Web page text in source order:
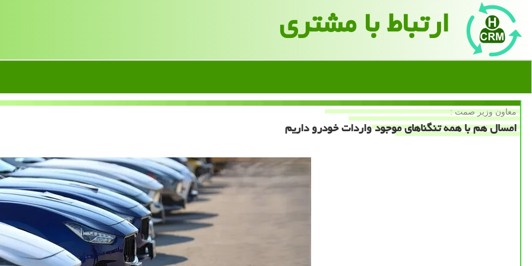
ارتباط با مشتری
معاون وزیر صمت :
امسال هم با همه تنگناهای موجود واردات خودرو داریم